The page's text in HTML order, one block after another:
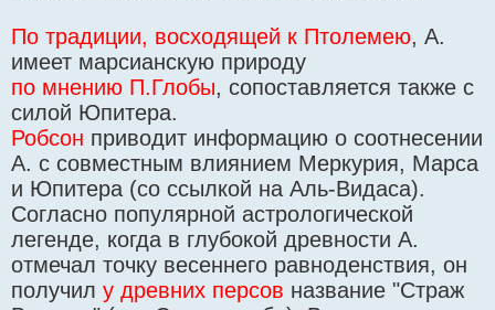
По традиции, восходящей к Птолемею, А.
имеет марсианскую природу
по мнению П.Глобы, сопоставляется также с
силой Юпитера.
Робсон приводит информацию о соотнесении
А. с совместным влиянием Меркурия, Марса
и Юпитера (со ссылкой на Аль-Видаса).
Согласно популярной астрологической
легенде, когда в глубокой древности А.
отмечал точку весеннего равноденствия, он
получил у древних персов название "Страж